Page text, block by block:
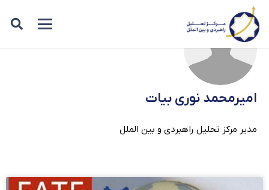
امیرمحمد نوری بیات
مدیر مرکز تحلیل راهبردی و بین الملل